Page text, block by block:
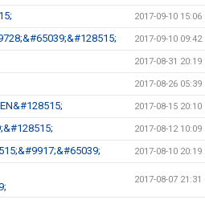
2017-09-10 15:06
2017-09-10 09:42
2017-08-31 20:19
2017-08-26 05:39
2017-08-15 20:10
2017-08-12 10:09
2017-08-10 20:19
2017-08-07 21:31